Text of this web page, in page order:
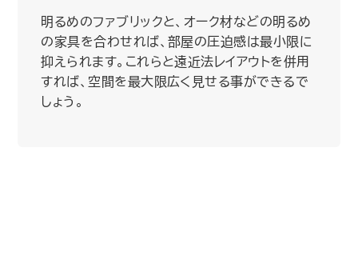
明るめのファブリックと、オーク材などの明るめ
の家具を合わせれば、部屋の圧迫感は最小限に
抑えられます。これらと遠近法レイアウトを併用
すれば、空間を最大限広く見せる事ができるで
しょう。